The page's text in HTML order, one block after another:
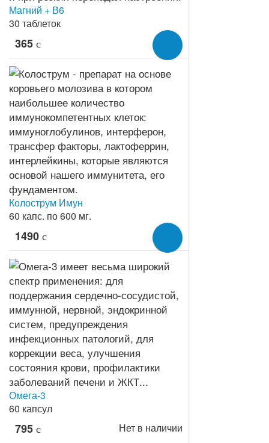
Магний + В6
30 таблеток
365 c
Колострум Имун
60 капс. по 600 мг.
1490 c
Омега-3
60 капсул
795 c Нет в наличии